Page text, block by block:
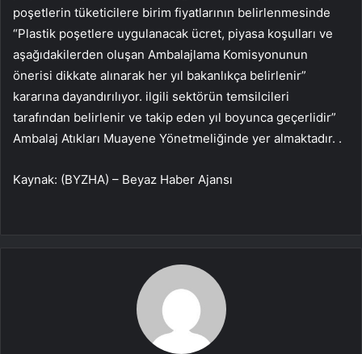
poşetlerin tüketicilere birim fiyatlarının belirlenmesinde
“Plastik poşetlere uygulanacak ücret, piyasa koşulları ve
aşağıdakilerden oluşan Ambalajlama Komisyonunun
önerisi dikkate alınarak her yıl bakanlıkça belirlenir”
kararına dayandırılıyor. ilgili sektörün temsilcileri
tarafından belirlenir ve takip eden yıl boyunca geçerlidir”
Ambalaj Atıkları Muayene Yönetmeliğinde yer almaktadır. .
Kaynak: (BYZHA) – Beyaz Haber Ajansı